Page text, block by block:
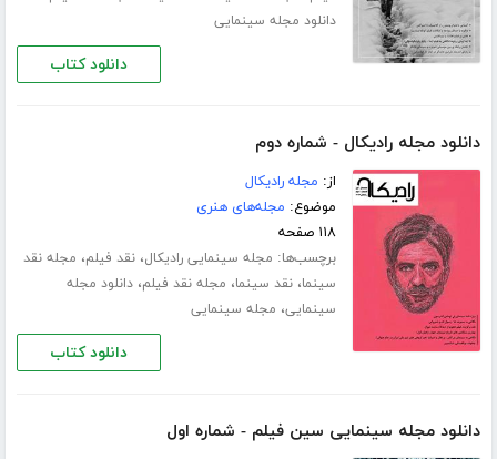
دانلود مجله سینمایی
دانلود کتاب
دانلود مجله رادیکال - شماره دوم
از: مجله رادیکال
موضوع: مجله‌های هنری
۱۱۸ صفحه
برچسب‌ها: مجله سینمایی رادیکال،نقد فیلم، مجله نقد
سینما،نقد سینما، مجله نقد فیلم،دانلود مجله
سینمایی، مجله سینمایی
دانلود کتاب
دانلود مجله سینمایی سین فیلم - شماره اول